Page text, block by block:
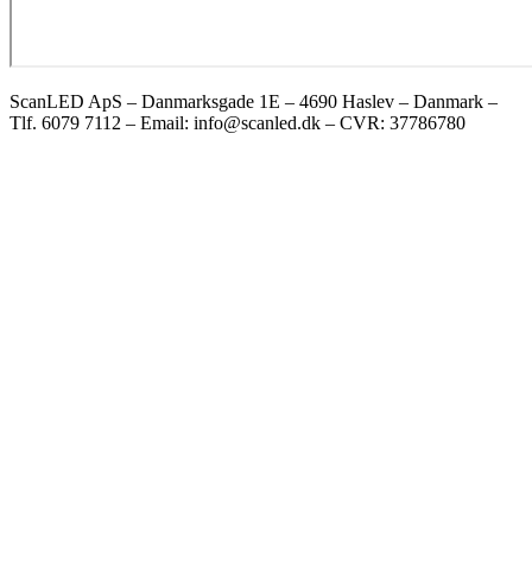
ScanLED ApS – Danmarksgade 1E – 4690 Haslev – Danmark –
Tlf. 6079 7112 – Email: info@scanled.dk – CVR: 37786780